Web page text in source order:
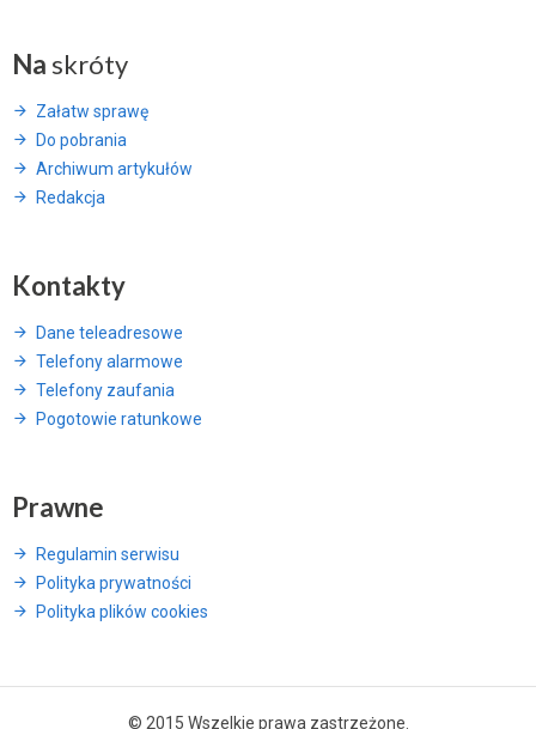
Na skróty
Załatw sprawę
Do pobrania
Archiwum artykułów
Redakcja
Kontakty
Dane teleadresowe
Telefony alarmowe
Telefony zaufania
Pogotowie ratunkowe
Prawne
Regulamin serwisu
Polityka prywatności
Polityka plików cookies
© 2015 Wszelkie prawa zastrzeżone.